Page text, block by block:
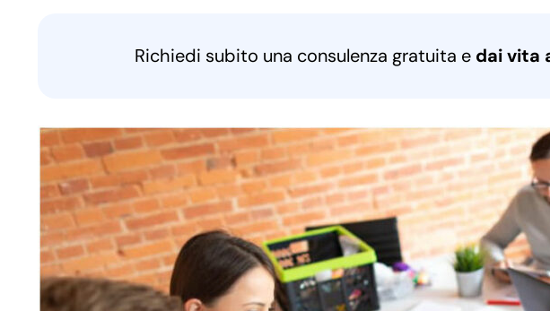
Richiedi subito una consulenza gratuita e dai vita